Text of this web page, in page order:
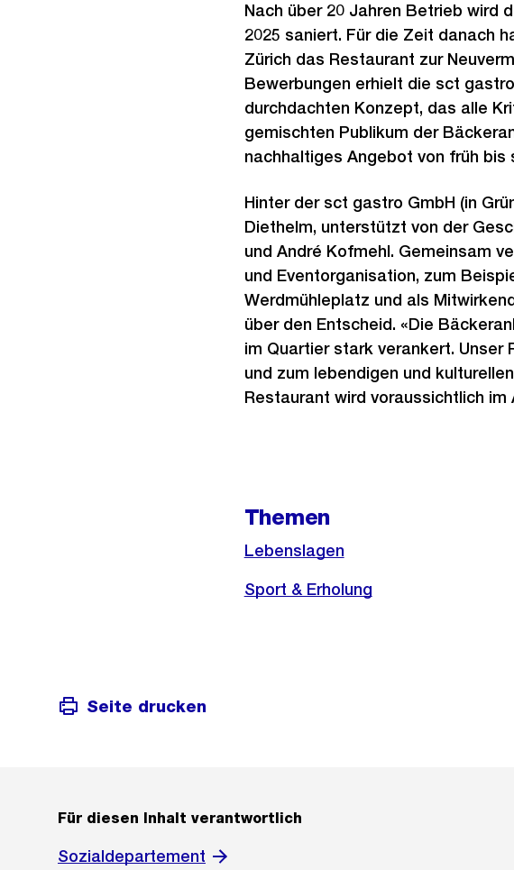
Nach über 20 Jahren Betrieb wird
2025 saniert. Für die Zeit danach
Zürich das Restaurant zur
Bewerbungen erhielt die sct
durchdachten Konzept, das alle
gemischten Publikum der
nachhaltiges Angebot von früh
Hinter der sct gastro GmbH (in
Diethelm, unterstützt von der
und André Kofmehl. Gemeinsam
und Eventorganisation, zum
Werdmühleplatz und als
über den Entscheid. «Die
im Quartier stark verankert.
und zum lebendigen und
Restaurant wird voraussichtlich im
Themen
Lebenslagen
Sport & Erholung
Seite drucken
Für diesen Inhalt verantwortlich
Sozialdepartement